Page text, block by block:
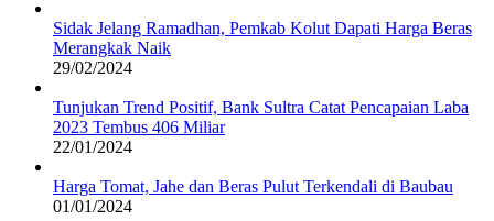
Sidak Jelang Ramadhan, Pemkab Kolut Dapati Harga Beras
Merangkak Naik
29/02/2024
Tunjukan Trend Positif, Bank Sultra Catat Pencapaian Laba
2023 Tembus 406 Miliar
22/01/2024
Harga Tomat, Jahe dan Beras Pulut Terkendali di Baubau
01/01/2024